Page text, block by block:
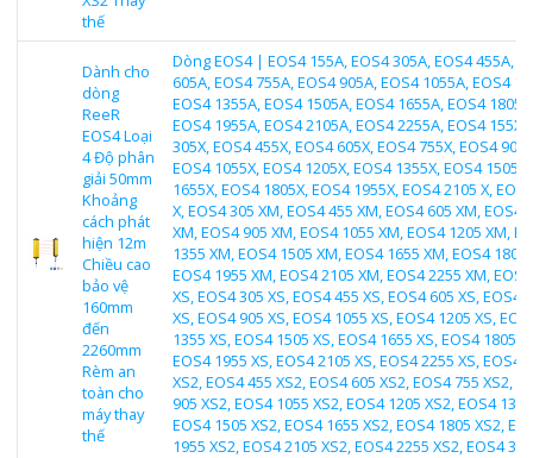
thế
Dành cho
dòng
ReeR
EOS4 Loại
4 Độ phân
giải 50mm
Khoảng
cách phát
hiện 12m
Chiều cao
bảo vệ
160mm
đến
2260mm
Rèm an
toàn cho
máy thay
thế
Dòng EOS4 | EOS4 155A, EOS4 305A, EOS4 455A,
605A, EOS4 755A, EOS4 905A, EOS4 1055A, EOS4
EOS4 1355A, EOS4 1505A, EOS4 1655A, EOS4
EOS4 1955A, EOS4 2105A, EOS4 2255A, EOS4 155X,
305X, EOS4 455X, EOS4 605X, EOS4 755X, EOS4
EOS4 1055X, EOS4 1205X, EOS4 1355X, EOS4
1655X, EOS4 1805X, EOS4 1955X, EOS4 2105 X,
X, EOS4 305 XM, EOS4 455 XM, EOS4 605 XM, EOS4
XM, EOS4 905 XM, EOS4 1055 XM, EOS4 1205 XM,
1355 XM, EOS4 1505 XM, EOS4 1655 XM, EOS4 1805
EOS4 1955 XM, EOS4 2105 XM, EOS4 2255 XM,
XS, EOS4 305 XS, EOS4 455 XS, EOS4 605 XS, EOS4
XS, EOS4 905 XS, EOS4 1055 XS, EOS4 1205 XS,
1355 XS, EOS4 1505 XS, EOS4 1655 XS, EOS4 1805
EOS4 1955 XS, EOS4 2105 XS, EOS4 2255 XS, EOS4
XS2, EOS4 455 XS2, EOS4 605 XS2, EOS4 755 XS2,
905 XS2, EOS4 1055 XS2, EOS4 1205 XS2, EOS4
EOS4 1505 XS2, EOS4 1655 XS2, EOS4 1805 XS2,
1955 XS2, EOS4 2105 XS2, EOS4 2255 XS2, EOS4